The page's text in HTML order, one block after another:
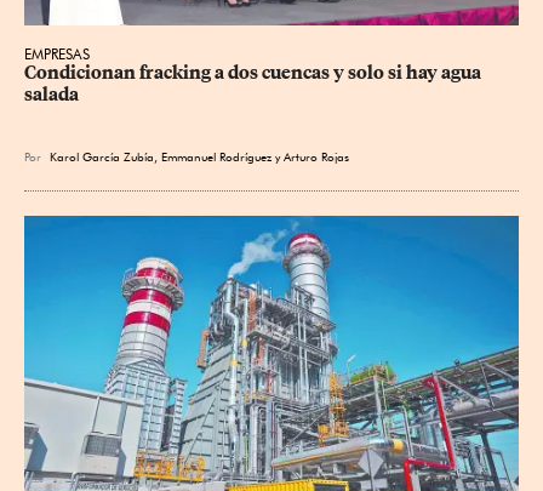
EMPRESAS
Condicionan fracking a dos cuencas y solo si hay agua
salada
Por Karol García Zubía Emmanuel Rodríguez yArturo Rojas